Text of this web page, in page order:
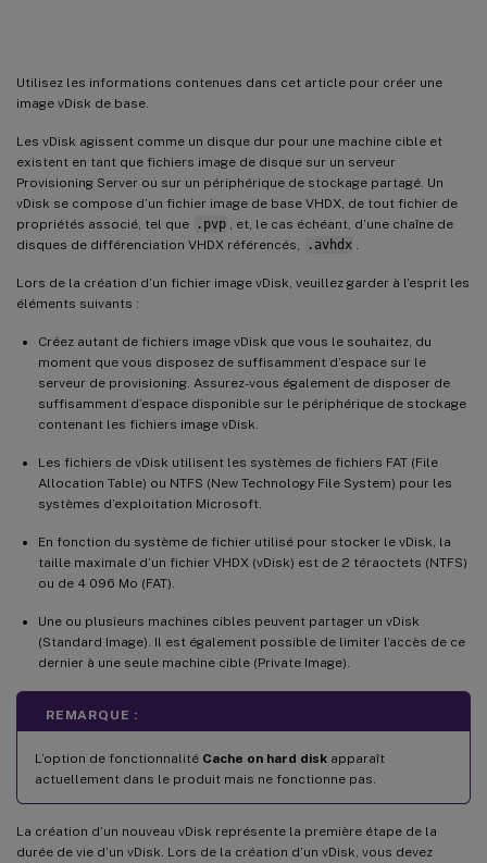
Utilisez les informations contenues dans cet article pour créer une
image vDisk de base.
Les vDisk agissent comme un disque dur pour une machine cible et
existent en tant que fichiers image de disque sur un serveur
Provisioning Server ou sur un périphérique de stockage partagé. Un
vDisk se compose d’un fichier image de base VHDX, de tout fichier de
propriétés associé, tel que
.pvp
, et, le cas échéant, d’une chaîne de
disques de différenciation VHDX référencés,
.avhdx
Lors de la création d’un fichier image vDisk, veuillez garder à l’esprit les
éléments suivants :
Créez autant de fichiers image vDisk que vous le souhaitez, du
moment que vous disposez de suffisamment d’espace sur le
serveur de provisioning. Assurez-vous également de disposer de
suffisamment d’espace disponible sur le périphérique de stockage
contenant les fichiers image vDisk.
Les fichiers de vDisk utilisent les systèmes de fichiers FAT (File
Allocation Table) ou NTFS (New Technology File System) pour les
systèmes d’exploitation Microsoft.
En fonction du système de fichier utilisé pour stocker le vDisk, la
taille maximale d’un fichier VHDX (vDisk) est de 2 téraoctets (NTFS)
ou de 4 096 Mo (FAT).
Une ou plusieurs machines cibles peuvent partager un vDisk
(Standard Image). Il est également possible de limiter l’accès de ce
dernier à une seule machine cible (Private Image).
REMARQUE :
L’option de fonctionnalité Cache on hard disk apparaît
actuellement dans le produit mais ne fonctionne pas.
La création d’un nouveau vDisk représente la première étape de la
durée de vie d’un vDisk. Lors de la création d’un vDisk, vous devez
Création de l’image courante
Exportation de fichiers de données spécifiques
Démarrage de la machine cible principale
Ajout de machines cibles supplémentaires à l’image courante